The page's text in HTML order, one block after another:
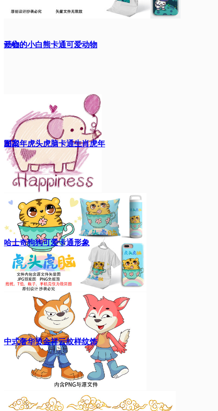
动物
开心的小白熊卡通可爱动物
图案
2022年虎头虎脑卡通生肖虎年
哈士奇狗狗可爱卡通形象
中式奢华烫金祥云纹样纹饰